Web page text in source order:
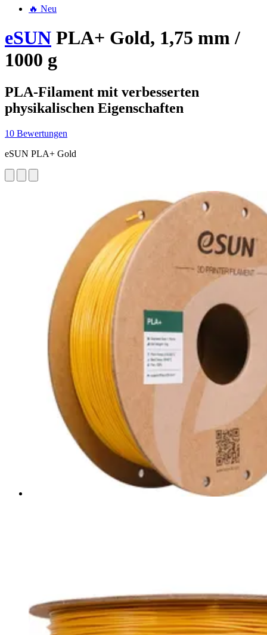
🔥 Neu
eSUN PLA+ Gold, 1,75 mm /
1000 g
PLA-Filament mit verbesserten
physikalischen Eigenschaften
10 Bewertungen
eSUN PLA+ Gold